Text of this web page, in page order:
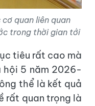
quan liên quan
trong thời gian tới
tiêu rất cao mà
hội 5 năm 2026-
thể là kết quả
rất quan trọng là